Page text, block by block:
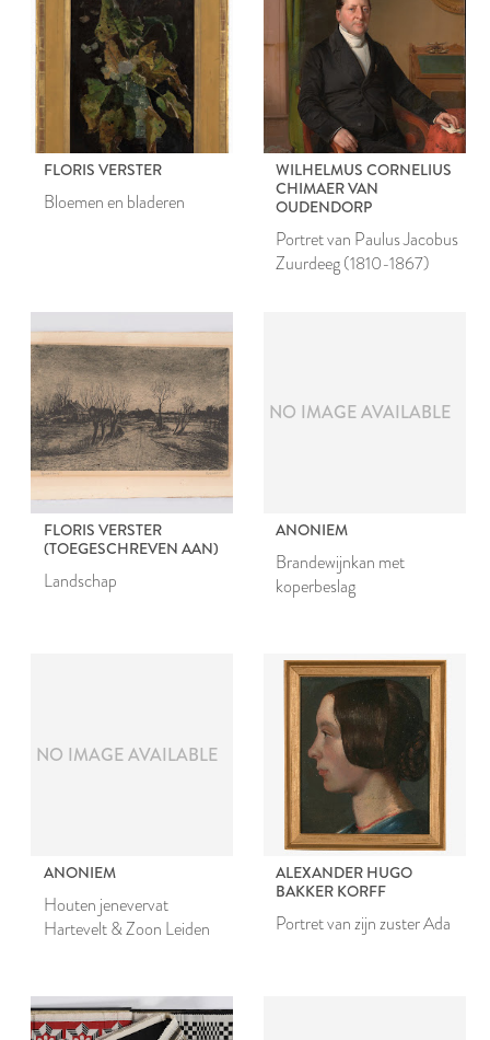
FLORIS VERSTER
Bloemen en bladeren
WILHELMUS CORNELIUS
CHIMAER VAN
OUDENDORP
Portret van Paulus Jacobus
Zuurdeeg (1810-1867)
FLORIS VERSTER
(TOEGESCHREVEN AAN)
Landschap
NO IMAGE AVAILABLE
ANONIEM
Brandewijnkan met
koperbeslag
NO IMAGE AVAILABLE
ANONIEM
Houten jenevervat
Hartevelt & Zoon Leiden
ALEXANDER HUGO
BAKKER KORFF
Portret van zijn zuster Ada